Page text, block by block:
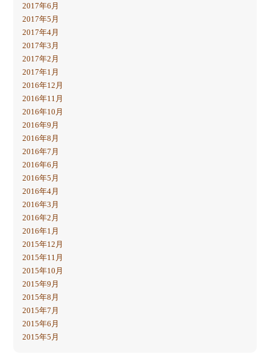
2017年6月
2017年5月
2017年4月
2017年3月
2017年2月
2017年1月
2016年12月
2016年11月
2016年10月
2016年9月
2016年8月
2016年7月
2016年6月
2016年5月
2016年4月
2016年3月
2016年2月
2016年1月
2015年12月
2015年11月
2015年10月
2015年9月
2015年8月
2015年7月
2015年6月
2015年5月